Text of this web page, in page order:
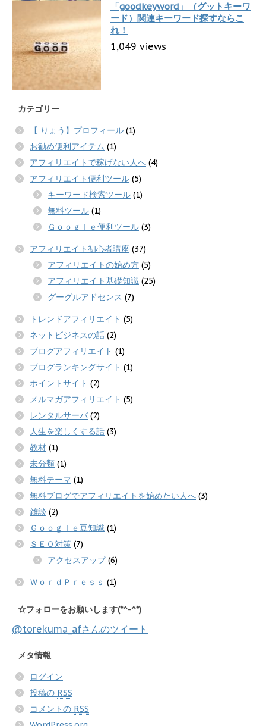
「goodkeyword」（グットキーワ
ード）関連キーワード探すならこ
れ！
1,049 views
カテゴリー
【 りょう】プロフィール (1)
お勧め便利アイテム (1)
アフィリエイトで稼げない人へ (4)
アフィリエイト便利ツール (5)
キーワード検索ツール (1)
無料ツール (1)
Ｇｏｏｇｌｅ便利ツール (3)
アフィリエイト初心者講座 (37)
アフィリエイトの始め方 (5)
アフィリエイト基礎知識 (25)
グーグルアドセンス (7)
トレンドアフィリエイト (5)
ネットビジネスの話 (2)
ブログアフィリエイト (1)
ブログランキングサイト (1)
ポイントサイト (2)
メルマガアフィリエイト (5)
レンタルサーバ(2)
人生を楽しくする話 (3)
教材 (1)
未分類 (1)
無料テーマ (1)
無料ブログでアフィリエイトを始めたい人へ (3)
雑談 (2)
Ｇｏｏｇｌｅ豆知識 (1)
ＳＥＯ対策 (7)
アクセスアップ(6)
ＷｏｒｄＰｒｅｓｓ (1)
☆フォローをお願いします(*^-^*)
@torekuma_afさんのツイート
メタ情報
ログイン
投稿の RSS
コメントの RSS